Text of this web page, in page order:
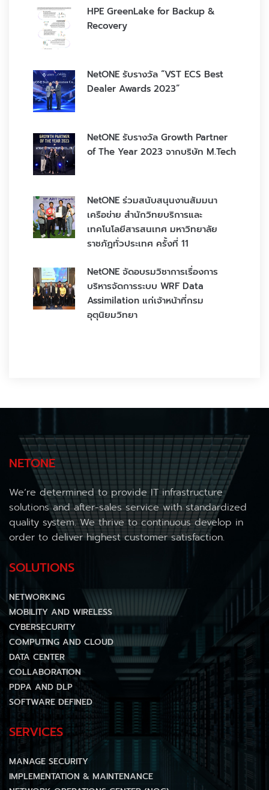
HPE GreenLake for Backup &
Recovery
NetONE รับรางวัล “VST ECS Best
Dealer Awards 2023”
NetONE รับรางวัล Growth Partner
of The Year 2023 จากบริษัท M.Tech
NetONE ร่วมสนับสนุนงานสัมมนา
เครือข่าย สำนักวิทยบริการและ
เทคโนโลยีสารสนเทศ มหาวิทยาลัย
ราชภัฏทั่วประเทศ ครั้งที่ 11
NetONE จัดอบรมวิชาการเรื่องการ
บริหารจัดการระบบ WRF Data
Assimilation แก่เจ้าหน้าที่กรม
อุตุนิยมวิทยา
NETONE
We’re determined to provide IT infrastructure
solutions and after-sales service with standardized
quality system. We thrive to continuous develop in
order to deliver highest customer satisfaction.
SOLUTIONS
NETWORKING
MOBILITY AND WIRELESS
CYBERSECURITY
COMPUTING AND CLOUD
DATA CENTER
COLLABORATION
PDPA AND DLP
SOFTWARE DEFINED
SERVICES
MANAGE SECURITY
IMPLEMENTATION & MAINTENANCE